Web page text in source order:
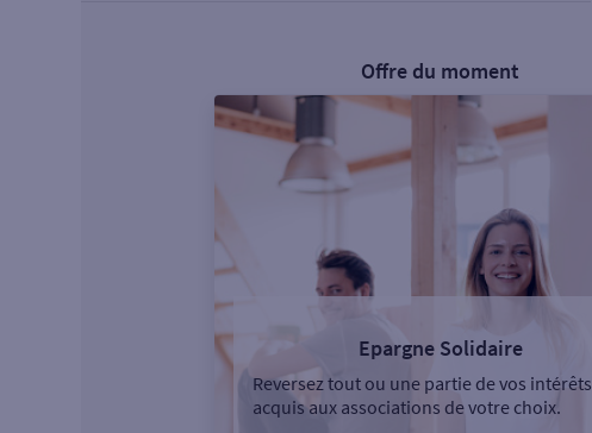
Offre du moment
Epargne Solidaire
Reversez tout ou une partie de vos intérêts
acquis aux associations de votre choix.